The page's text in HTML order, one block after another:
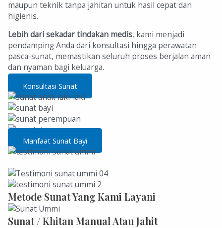
maupun teknik tanpa jahitan untuk hasil cepat dan
higienis.
Lebih dari sekadar tindakan medis, kami menjadi
pendamping Anda dari konsultasi hingga perawatan
pasca-sunat, memastikan seluruh proses berjalan aman
dan nyaman bagi keluarga.
Konsultasi Sunat
Manfaat Sunat Bayi
Metode Sunat Yang Kami Layani
Sunat / Khitan Manual Atau Jahit